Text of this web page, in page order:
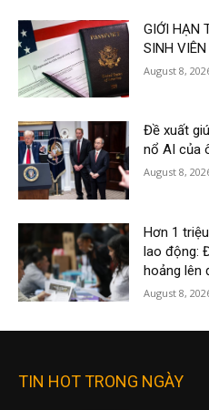
GIỚI HẠN
SINH
August 8,
Đề xuất
nổ AI của
August 8,
Hơn 1
lao động:
hoảng lên
August 8,
TIN HOT TRONG NGÀY